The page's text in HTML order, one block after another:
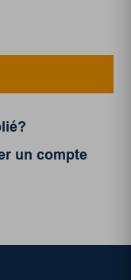
un compte